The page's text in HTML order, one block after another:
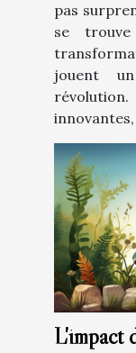
pas
se
jouent
L'impact